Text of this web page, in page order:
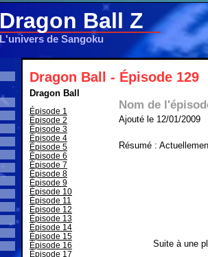
Dragon Ball Z
L'univers de Sangoku
Dragon Ball - Épisode 129
Dragon Ball
Épisode 1
Épisode 2
Épisode 3
Épisode 4
Épisode 5
Épisode 6
Épisode 7
Épisode 8
Épisode 9
Épisode 10
Épisode 11
Épisode 12
Épisode 13
Épisode 14
Épisode 15
Épisode 16
Épisode 17
Nom de
Ajouté le 12/01/2009
Résumé :
Suite à une